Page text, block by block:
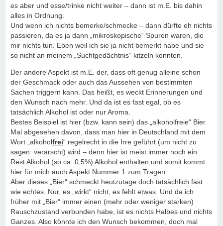
es aber und esse/trinke nicht weiter – dann ist m.E. bis dahin
alles in Ordnung.
Und wenn ich nichts bemerke/schmecke – dann dürfte eh nichts
passieren, da es ja dann „mikroskopische“ Spuren waren, die
mir nichts tun. Eben weil ich sie ja nicht bemerkt habe und sie
so nicht an meinem „Suchtgedächtnis“ kitzeln konnten.
Der andere Aspekt ist m.E. der, dass oft genug alleine schon
der Geschmack oder auch das Aussehen von bestimmten
Sachen triggern kann. Das heißt, es weckt Erinnerungen und
den Wunsch nach mehr. Und da ist es fast egal, ob es
tatsächlich Alkohol ist oder nur Aroma.
Bestes Beispiel ist hier (bzw. kann sein) das „alkoholfreie“ Bier.
Mal abgesehen davon, dass man hier in Deutschland mit dem
Wort „alkoholfrei“ regelrecht in die Irre geführt (um nicht zu
sagen: verarscht) wird – denn hier ist meist immer noch ein
Rest Alkohol (so ca. 0,5%) Alkohol enthalten und somit kommt
hier für mich auch Aspekt Nummer 1 zum Tragen.
Aber dieses „Bier“ schmeckt heutzutage doch tatsächlich fast
wie echtes. Nur, es „wirkt“ nicht, es fehlt etwas. Und da ich
früher mit „Bier“ immer einen (mehr oder weniger starken)
Rauschzustand verbunden habe, ist es nichts Halbes und nichts
Ganzes. Also könnte ich den Wunsch bekommen, doch mal